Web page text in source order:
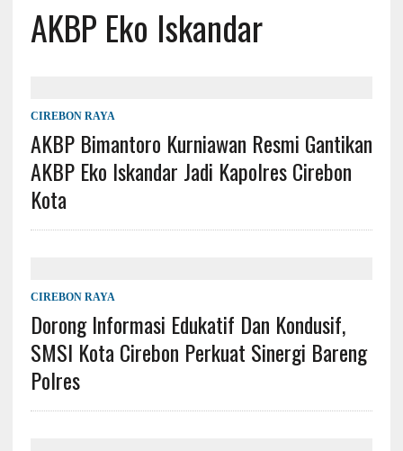
AKBP Eko Iskandar
CIREBON RAYA
AKBP Bimantoro Kurniawan Resmi Gantikan
AKBP Eko Iskandar Jadi Kapolres Cirebon
Kota
CIREBON RAYA
Dorong Informasi Edukatif Dan Kondusif,
SMSI Kota Cirebon Perkuat Sinergi Bareng
Polres